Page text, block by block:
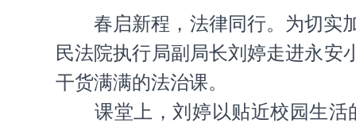
春启新程，法律同行。为切实
民法院执行局副局长刘婷走进永
干货满满的法治课。
课堂上，刘婷以贴近校园生